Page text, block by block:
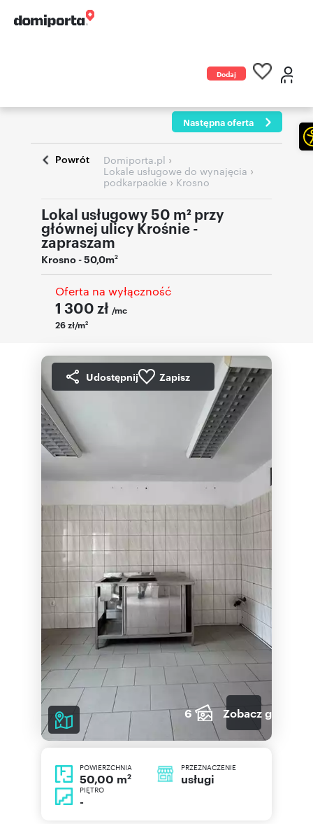
Dodaj
Następna oferta
Powrót Domiporta.pl ›
Lokale usługowe do wynajęcia ›
podkarpackie › Krosno
Lokal usługowy 50 m² przy
głównej ulicy Krośnie -
zapraszam
Krosno- 50,0m2
Oferta na wyłączność
1 300 zł /mc
26 zł/m2
Udostępnij Zapisz
6 Zobacz galerię
POWIERZCHNIA
50,00 m2
PRZEZNACZENIE
usługi
PIĘTRO
-